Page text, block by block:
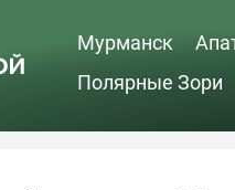
Мурманск
Полярные Зори